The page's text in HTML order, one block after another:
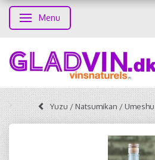
Toggle navigation
Menu
Yuzu / Natsumikan / Umeshu